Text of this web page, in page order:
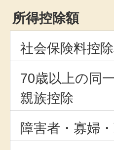
所得控除額
社会保険料控
70歳以上の同
親族控除
障害者・寡婦